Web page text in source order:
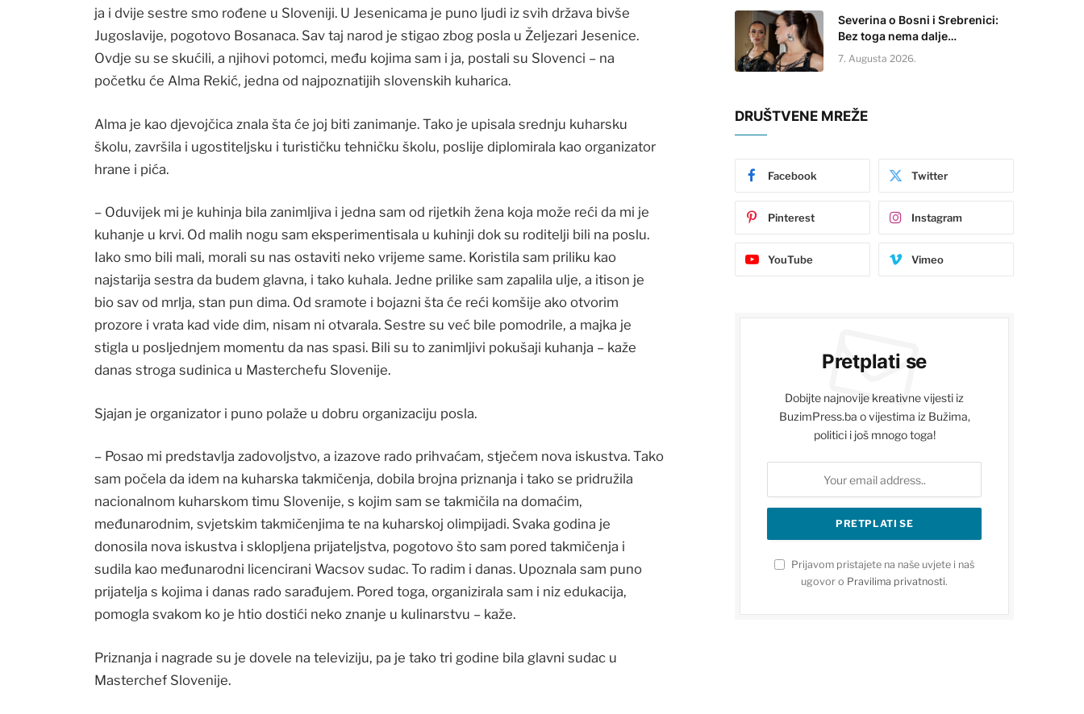
ja i dvije sestre smo rođene u Sloveniji. U Jesenicama je puno ljudi iz svih država bivše
Jugoslavije, pogotovo Bosanaca. Sav taj narod je stigao zbog posla u Željezari Jesenice.
Ovdje su se skućili, a njihovi potomci, među kojima sam i ja, postali su Slovenci – na
početku će Alma Rekić, jedna od najpoznatijih slovenskih kuharica.
Alma je kao djevojčica znala šta će joj biti zanimanje. Tako je upisala srednju kuharsku
školu, završila i ugostiteljsku i turističku tehničku školu, poslije diplomirala kao organizator
hrane i pića.
– Oduvijek mi je kuhinja bila zanimljiva i jedna sam od rijetkih žena koja može reći da mi je
kuhanje u krvi. Od malih nogu sam eksperimentisala u kuhinji dok su roditelji bili na poslu.
Iako smo bili mali, morali su nas ostaviti neko vrijeme same. Koristila sam priliku kao
najstarija sestra da budem glavna, i tako kuhala. Jedne prilike sam zapalila ulje, a itison je
bio sav od mrlja, stan pun dima. Od sramote i bojazni šta će reći komšije ako otvorim
prozore i vrata kad vide dim, nisam ni otvarala. Sestre su već bile pomodrile, a majka je
stigla u posljednjem momentu da nas spasi. Bili su to zanimljivi pokušaji kuhanja – kaže
danas stroga sudinica u Masterchefu Slovenije.
Sjajan je organizator i puno polaže u dobru organizaciju posla.
– Posao mi predstavlja zadovoljstvo, a izazove rado prihvaćam, stječem nova iskustva. Tako
sam počela da idem na kuharska takmičenja, dobila brojna priznanja i tako se pridružila
nacionalnom kuharskom timu Slovenije, s kojim sam se takmičila na domaćim,
međunarodnim, svjetskim takmičenjima te na kuharskoj olimpijadi. Svaka godina je
donosila nova iskustva i sklopljena prijateljstva, pogotovo što sam pored takmičenja i
sudila kao međunarodni licencirani Wacsov sudac. To radim i danas. Upoznala sam puno
prijatelja s kojima i danas rado sarađujem. Pored toga, organizirala sam i niz edukacija,
pomogla svakom ko je htio dostići neko znanje u kulinarstvu – kaže.
Priznanja i nagrade su je dovele na televiziju, pa je tako tri godine bila glavni sudac u
Masterchef Slovenije.
Severina o Bosni i Srebrenici:
Bez toga nema dalje…
7. Augusta 2026.
DRUŠTVENE MREŽE
Facebook Twitter
Pinterest Instagram
YouTube Vimeo
Pretplati se
Dobijte najnovije kreativne vijesti iz
BuzimPress.ba o vijestima iz Bužima,
politici i još mnogo toga!
Prijavom pristajete na naše uvjete i naš
ugovor o Pravilima privatnosti.